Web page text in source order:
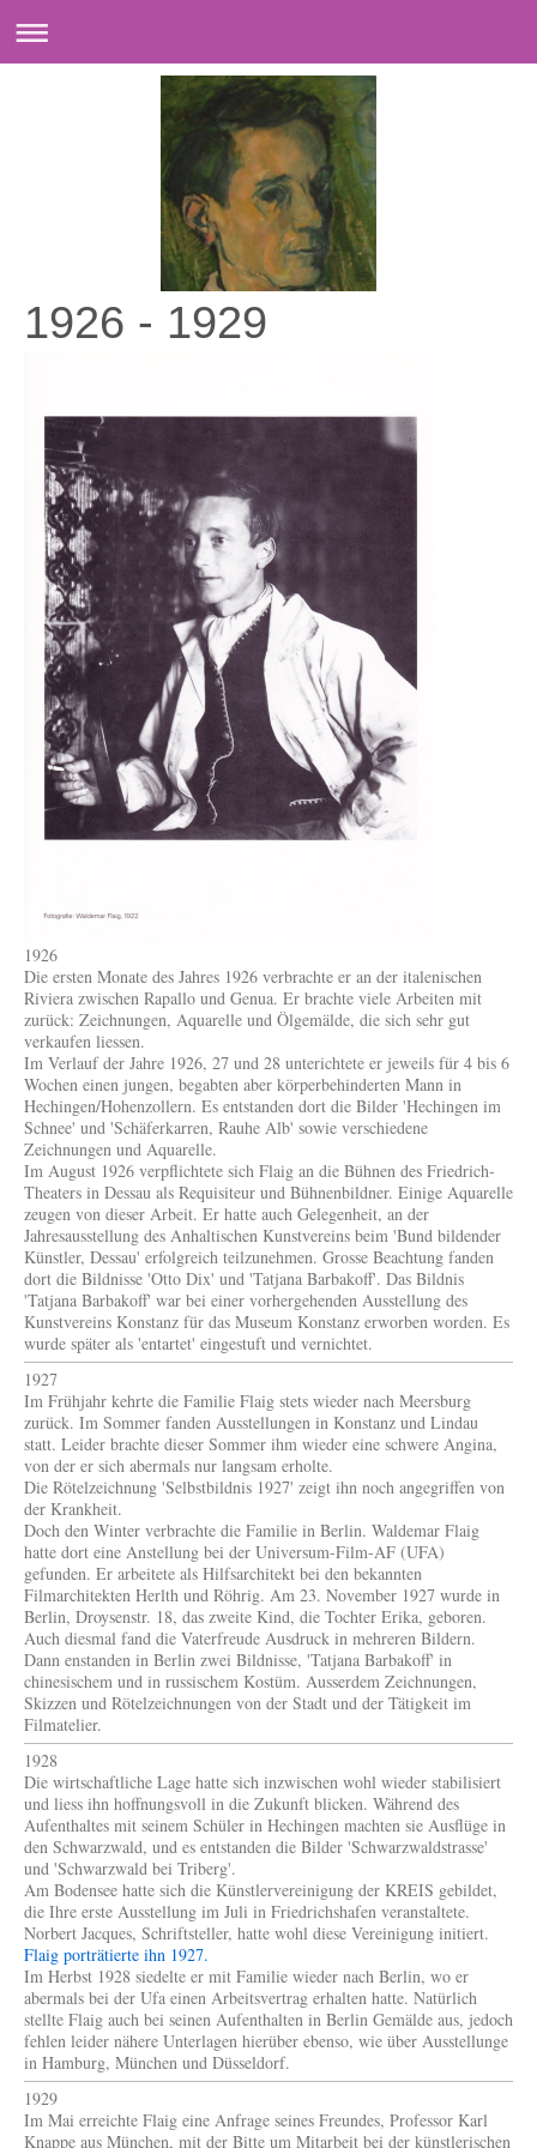
1926 - 1929
1926
Die ersten Monate des Jahres 1926 verbrachte er an der italenischen
Riviera zwischen Rapallo und Genua. Er brachte viele Arbeiten mit
zurück: Zeichnungen, Aquarelle und Ölgemälde, die sich sehr gut
verkaufen liessen.
Im Verlauf der Jahre 1926, 27 und 28 unterichtete er jeweils für 4 bis 6
Wochen einen jungen, begabten aber körperbehinderten Mann in
Hechingen/Hohenzollern. Es entstanden dort die Bilder 'Hechingen im
Schnee' und 'Schäferkarren, Rauhe Alb' sowie verschiedene
Zeichnungen und Aquarelle.
Im August 1926 verpflichtete sich Flaig an die Bühnen des Friedrich-
Theaters in Dessau als Requisiteur und Bühnenbildner. Einige Aquarelle
zeugen von dieser Arbeit. Er hatte auch Gelegenheit, an der
Jahresausstellung des Anhaltischen Kunstvereins beim 'Bund bildender
Künstler, Dessau' erfolgreich teilzunehmen. Grosse Beachtung fanden
dort die Bildnisse 'Otto Dix' und 'Tatjana Barbakoff'. Das Bildnis
'Tatjana Barbakoff' war bei einer vorhergehenden Ausstellung des
Kunstvereins Konstanz für das Museum Konstanz erworben worden. Es
wurde später als 'entartet' eingestuft und vernichtet.
1927
Im Frühjahr kehrte die Familie Flaig stets wieder nach Meersburg
zurück. Im Sommer fanden Ausstellungen in Konstanz und Lindau
statt. Leider brachte dieser Sommer ihm wieder eine schwere Angina,
von der er sich abermals nur langsam erholte.
Die Rötelzeichnung 'Selbstbildnis 1927' zeigt ihn noch angegriffen von
der Krankheit.
Doch den Winter verbrachte die Familie in Berlin. Waldemar Flaig
hatte dort eine Anstellung bei der Universum-Film-AF (UFA)
gefunden. Er arbeitete als Hilfsarchitekt bei den bekannten
Filmarchitekten Herlth und Röhrig. Am 23. November 1927 wurde in
Berlin, Droysenstr. 18, das zweite Kind, die Tochter Erika, geboren.
Auch diesmal fand die Vaterfreude Ausdruck in mehreren Bildern.
Dann enstanden in Berlin zwei Bildnisse, 'Tatjana Barbakoff' in
chinesischem und in russischem Kostüm. Ausserdem Zeichnungen,
Skizzen und Rötelzeichnungen von der Stadt und der Tätigkeit im
Filmatelier.
1928
Die wirtschaftliche Lage hatte sich inzwischen wohl wieder stabilisiert
und liess ihn hoffnungsvoll in die Zukunft blicken. Während des
Aufenthaltes mit seinem Schüler in Hechingen machten sie Ausflüge in
den Schwarzwald, und es entstanden die Bilder 'Schwarzwaldstrasse'
und 'Schwarzwald bei Triberg'.
Am Bodensee hatte sich die Künstlervereinigung der KREIS gebildet,
die Ihre erste Ausstellung im Juli in Friedrichshafen veranstaltete.
Norbert Jacques, Schriftsteller, hatte wohl diese Vereinigung initiert.
Flaig porträtierte ihn 1927.
Im Herbst 1928 siedelte er mit Familie wieder nach Berlin, wo er
abermals bei der Ufa einen Arbeitsvertrag erhalten hatte. Natürlich
stellte Flaig auch bei seinen Aufenthalten in Berlin Gemälde aus, jedoch
fehlen leider nähere Unterlagen hierüber ebenso, wie über Ausstellunge
in Hamburg, München und Düsseldorf.
1929
Im Mai erreichte Flaig eine Anfrage seines Freundes, Professor Karl
Knappe aus München, mit der Bitte um Mitarbeit bei der künstlerischen